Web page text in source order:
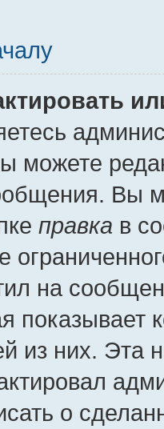
можете
Вы
правка в
на
показывает
из них. Эта
о